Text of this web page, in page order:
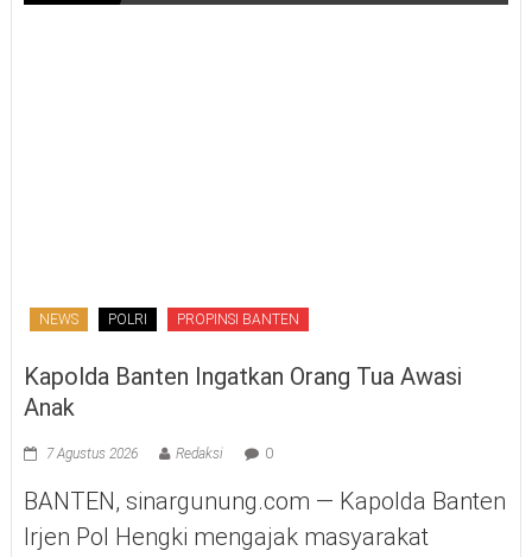
NEWS POLRI PROPINSI BANTEN
Kapolda Banten Ingatkan Orang Tua Awasi
Anak
7 Agustus 2026 Redaksi 0
BANTEN, sinargunung.com — Kapolda Banten
Irjen Pol Hengki mengajak masyarakat